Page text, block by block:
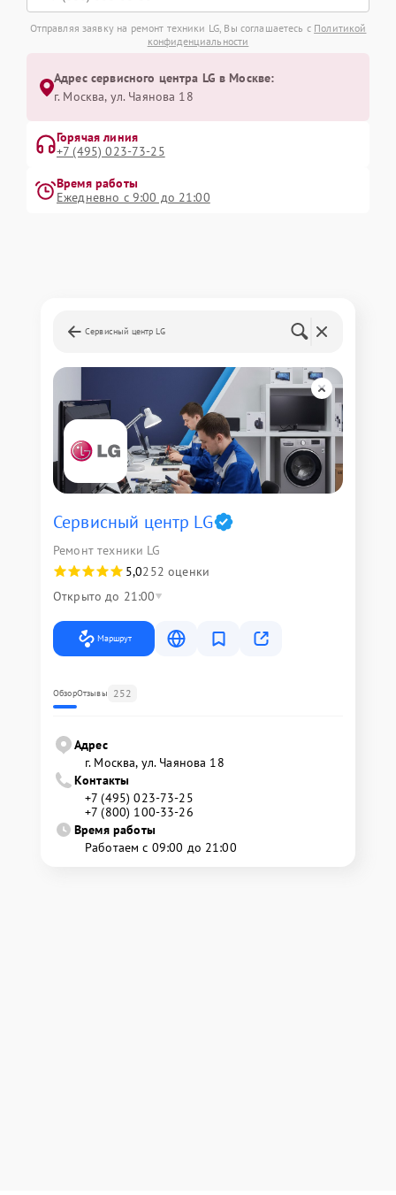
Отправляя заявку на ремонт техники LG, Вы соглашаетесь с Политикой
конфиденциальности
Адрес сервисного центра LG в Москве:
г. Москва, ул. Чаянова 18
Горячая линия
+7 (495) 023-73-25
Время работы
Ежедневно с 9:00 до 21:00
Сервисный центр LG
Сервисный центр LG
Ремонт техники LG
5,0252 оценки
Открыто до 21:00
Маршрут
ОбзорОтзывы 252
Адрес
г. Москва, ул. Чаянова 18
Контакты
+7 (495) 023-73-25
+7 (800) 100-33-26
Время работы
Работаем с 09:00 до 21:00